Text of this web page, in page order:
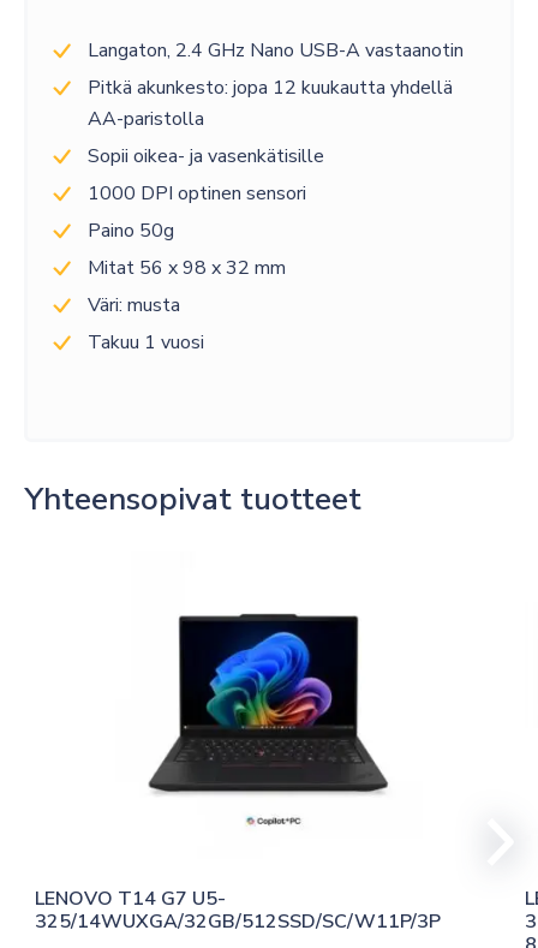
Langaton, 2.4 GHz Nano USB-A vastaanotin
Pitkä akunkesto: jopa 12 kuukautta yhdellä
AA-paristolla
Sopii oikea- ja vasenkätisille
1000 DPI optinen sensori
Paino 50g
Mitat 56 x 98 x 32 mm
Väri: musta
Takuu 1 vuosi
Yhteensopivat tuotteet
LENOVO T14 G7 U5-
325/14WUXGA/32GB/512SSD/SC/W11P/3P